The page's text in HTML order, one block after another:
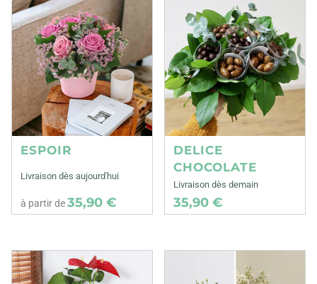
ESPOIR
Livraison dès aujourd'hui
à partir de35,90 €
DELICE
CHOCOLATE
Livraison dès demain
35,90 €